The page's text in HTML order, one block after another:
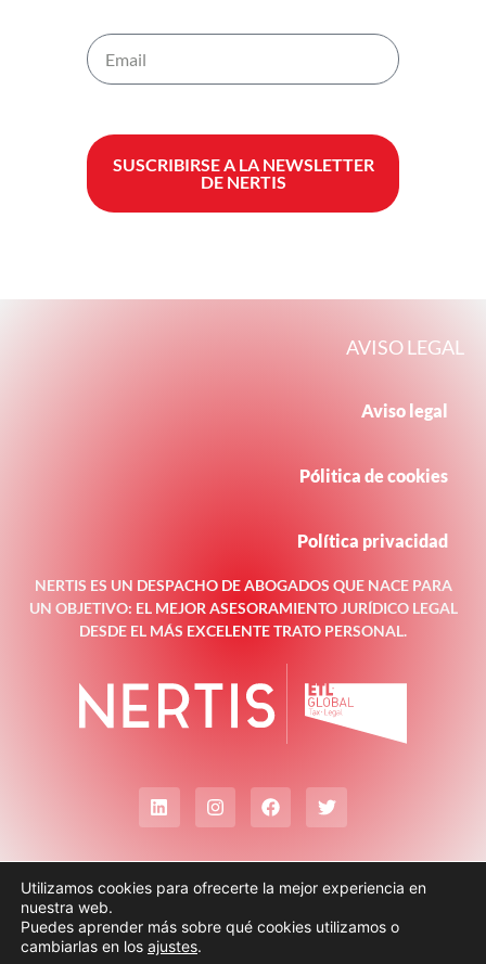
SUSCRIBIRSE A LA NEWSLETTER
DE NERTIS
NERTIS ES UN DESPACHO DE ABOGADOS QUE NACE PARA
UN OBJETIVO: EL MEJOR ASESORAMIENTO JURÍDICO LEGAL
DESDE EL MÁS EXCELENTE TRATO PERSONAL.
AVISO LEGAL
Aviso legal
Pólitica de cookies
Política privacidad
© Todos los derechos reservados
Utilizamos cookies para ofrecerte la mejor experiencia en
nuestra web.
Puedes aprender más sobre qué cookies utilizamos o
cambiarlas en los ajustes.